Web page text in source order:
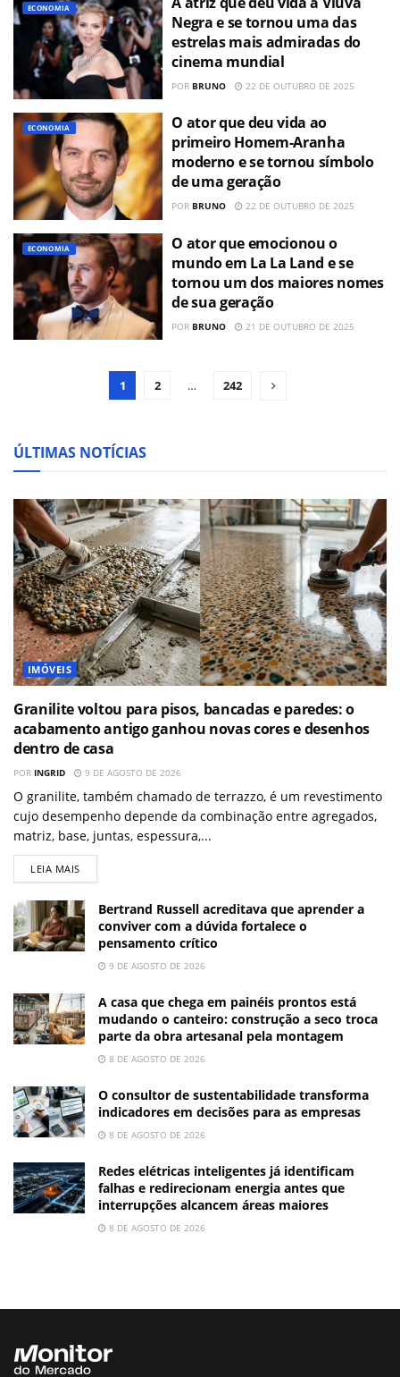
ECONOMIA
Negra e se tornou uma das
estrelas mais admiradas do
cinema mundial
POR BRUNO 22 DE OUTUBRO DE 2025
ECONOMIA
O ator que deu vida ao
primeiro Homem-Aranha
moderno e se tornou símbolo
de uma geração
POR BRUNO 22 DE OUTUBRO DE 2025
ECONOMIA
O ator que emocionou o
mundo em La La Land e se
tornou um dos maiores nomes
de sua geração
POR BRUNO 21 DE OUTUBRO DE 2025
1 2 … 242
ÚLTIMAS NOTÍCIAS
IMÓVEIS
Granilite voltou para pisos, bancadas e paredes: o
acabamento antigo ganhou novas cores e desenhos
dentro de casa
POR INGRID 9 DE AGOSTO DE 2026
O granilite, também chamado de terrazzo, é um revestimento
cujo desempenho depende da combinação entre agregados,
matriz, base, juntas, espessura,...
LEIA MAIS
Bertrand Russell acreditava que aprender a
conviver com a dúvida fortalece o
pensamento crítico
9 DE AGOSTO DE 2026
A casa que chega em painéis prontos está
mudando o canteiro: construção a seco troca
parte da obra artesanal pela montagem
8 DE AGOSTO DE 2026
O consultor de sustentabilidade transforma
indicadores em decisões para as empresas
8 DE AGOSTO DE 2026
Redes elétricas inteligentes já identificam
falhas e redirecionam energia antes que
interrupções alcancem áreas maiores
8 DE AGOSTO DE 2026